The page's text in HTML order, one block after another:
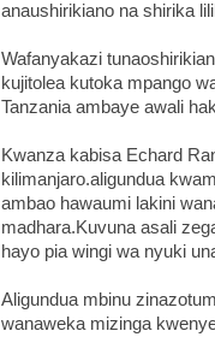
anaushirikiano na shirika
Wafanyakazi
kujitolea kutoka mpango
Tanzania ambaye awali
Kwanza kabisa Echard
kilimanjaro.aligundua
ambao hawaumi lakini
madhara.Kuvuna asali
hayo pia wingi wa nyuki
Aligundua mbinu
wanaweka mizinga